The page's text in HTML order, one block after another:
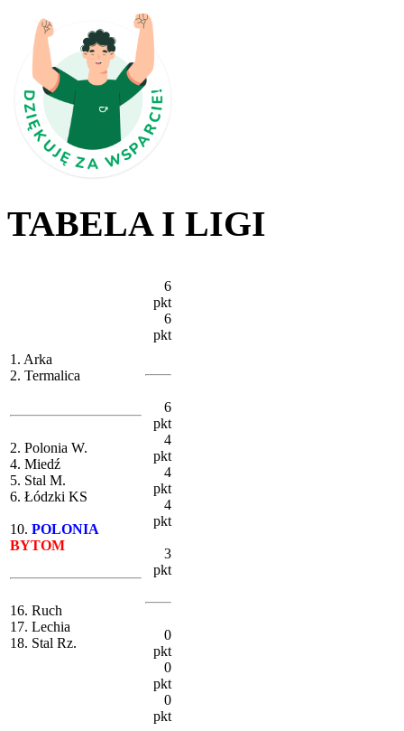
TABELA I LIGI
1. Arka
2. Termalica
2. Polonia W.
4. Miedź
5. Stal M.
6. Łódzki KS
10. POLONIA
BYTOM
16. Ruch
17. Lechia
18. Stal Rz.
6
pkt
6
pkt
6
pkt
4
pkt
4
pkt
4
pkt
3
pkt
0
pkt
0
pkt
0
pkt